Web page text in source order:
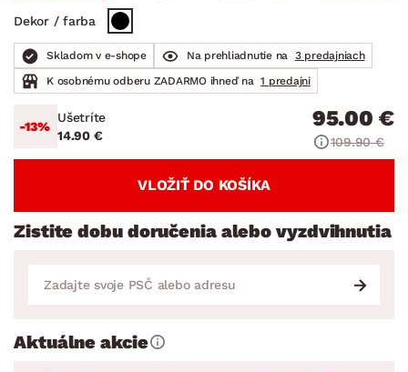
Dekor / farba
Skladom v e-shope Na prehliadnutie na
3 predajniach
K osobnému odberu ZADARMO ihneď na 1 predajni
-13%
Ušetríte
14.90 €
95.00 €
109.90 €
VLOŽIŤ DO KOŠÍKA
Zistite dobu doručenia alebo vyzdvihnutia
Aktuálne akcie